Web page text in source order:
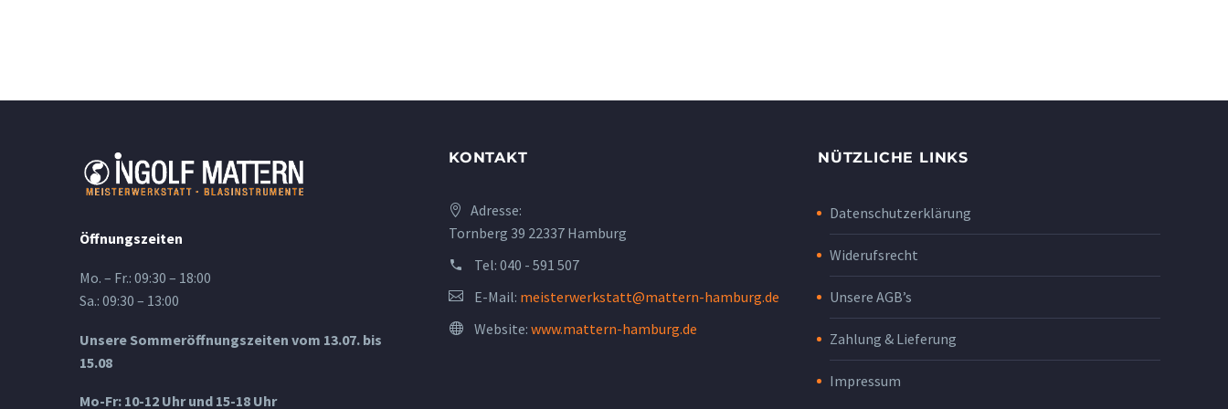
Öffnungszeiten
Mo. – Fr.: 09:30 – 18:00
Sa.: 09:30 – 13:00
Unsere Sommeröffnungszeiten vom 13.07. bis
15.08
Mo-Fr: 10-12 Uhr und 15-18 Uhr
KONTAKT
Adresse:
Tornberg 39 22337 Hamburg
Tel: 040 - 591 507
E-Mail: meisterwerkstatt@mattern-hamburg.de
Website: www.mattern-hamburg.de
NÜTZLICHE LINKS
Datenschutzerklärung
Widerufsrecht
Unsere AGB’s
Zahlung & Lieferung
Impressum